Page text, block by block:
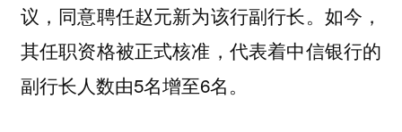
议，同意聘任赵元新为该行副行长。如今，
其任职资格被正式核准，代表着中信银行的
副行长人数由5名增至6名。